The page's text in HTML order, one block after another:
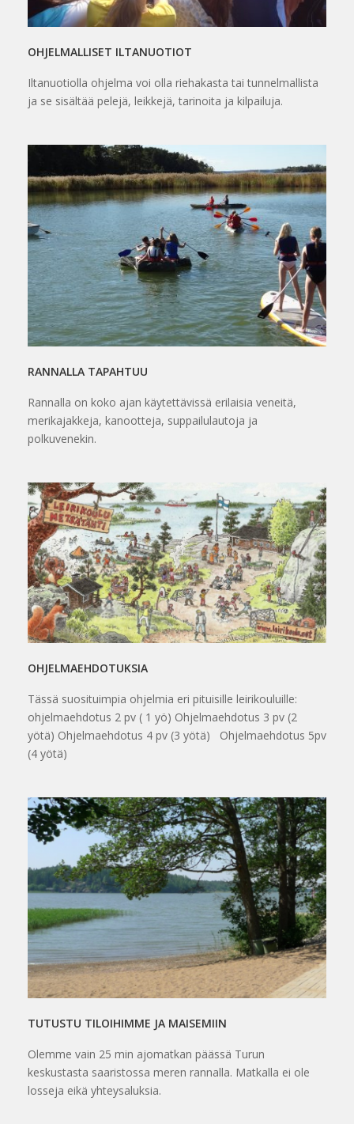
OHJELMALLISET ILTANUOTIOT
Iltanuotiolla ohjelma voi olla riehakasta tai tunnelmallista
ja se sisältää pelejä, leikkejä, tarinoita ja kilpailuja.
RANNALLA TAPAHTUU
Rannalla on koko ajan käytettävissä erilaisia veneitä,
merikajakkeja, kanootteja, suppailulautoja ja
polkuvenekin.
OHJELMAEHDOTUKSIA
Tässä suosituimpia ohjelmia eri pituisille leirikouluille:
ohjelmaehdotus 2 pv ( 1 yö) Ohjelmaehdotus 3 pv (2
yötä) Ohjelmaehdotus 4 pv (3 yötä) Ohjelmaehdotus 5pv
(4 yötä)
TUTUSTU TILOIHIMME JA MAISEMIIN
Olemme vain 25 min ajomatkan päässä Turun
keskustasta saaristossa meren rannalla. Matkalla ei ole
losseja eikä yhteysaluksia.